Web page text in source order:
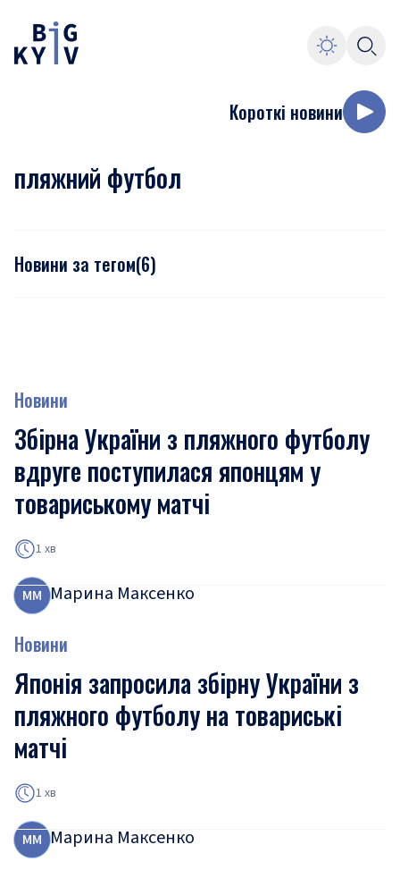
Короткі новини
пляжний футбол
Новини за тегом(6)
Новини
Збірна України з пляжного футболу
вдруге поступилася японцям у
товариському матчі
1 хв
ММ Марина Максенко
Новини
Японія запросила збірну України з
пляжного футболу на товариські
матчі
1 хв
ММ Марина Максенко